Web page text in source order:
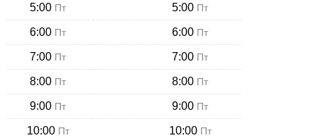
5:00 Пт 5:00 Пт
6:00 Пт 6:00 Пт
7:00 Пт 7:00 Пт
8:00 Пт 8:00 Пт
9:00 Пт 9:00 Пт
10:00 Пт 10:00 Пт